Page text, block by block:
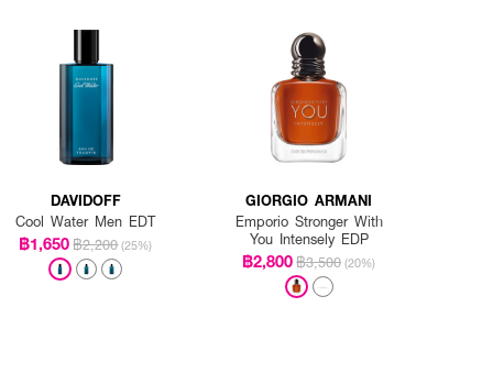
DAVIDOFF
Cool Water Men EDT
฿1,650฿2,200 (25%)
GIORGIO ARMANI
Emporio Stronger With
You Intensely EDP
฿2,800฿3,500 (20%)